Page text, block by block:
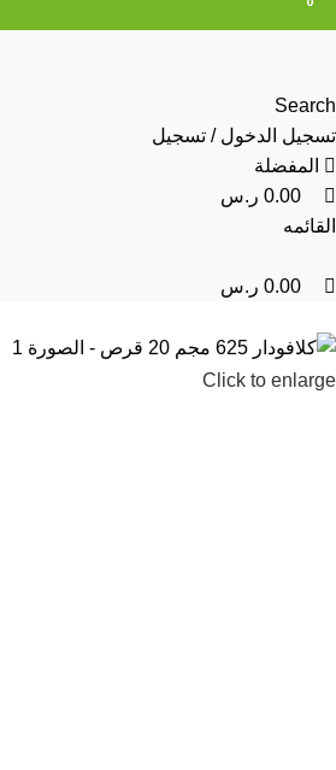
Search
تسجيل الدخول / تسجيل
المفضلة
0
0.00 ر.س
القائمه
0
0.00 ر.س
Click to enlarge
0